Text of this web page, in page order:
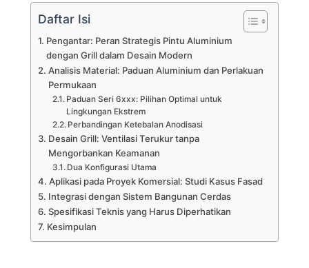
Daftar Isi
Pengantar: Peran Strategis Pintu Aluminium
dengan Grill dalam Desain Modern
Analisis Material: Paduan Aluminium dan Perlakuan
Permukaan
Paduan Seri 6xxx: Pilihan Optimal untuk
Lingkungan Ekstrem
Perbandingan Ketebalan Anodisasi
Desain Grill: Ventilasi Terukur tanpa
Mengorbankan Keamanan
Dua Konfigurasi Utama
Aplikasi pada Proyek Komersial: Studi Kasus Fasad
Integrasi dengan Sistem Bangunan Cerdas
Spesifikasi Teknis yang Harus Diperhatikan
Kesimpulan